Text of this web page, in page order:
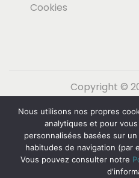
Cookies
Copyright ©
Español( Espagnol)
Nederlands(
Deutsch(Allemand)
Nous utilisons nos propres
analytiques et pour
personnalisées basées sur
habitudes de navigation (par
Vous pouvez consulter notre